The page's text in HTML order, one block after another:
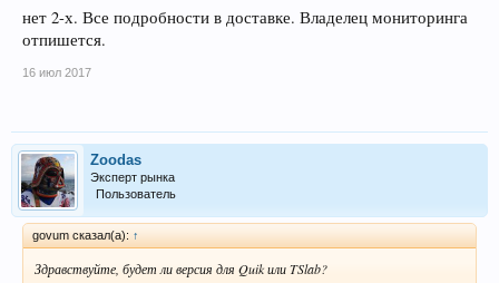
нет 2-х. Все подробности в доставке. Владелец мониторинга
отпишется.
16 июл 2017
Zoodas
Эксперт рынка
Пользователь
govum сказал(а): ↑
Здравствуйте, будет ли версия для Quik или TSlab?